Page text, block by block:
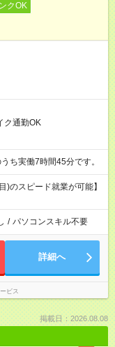
クOK
通勤OK
～22:00 ※表記のうち実働7時間45分です。
)のスピード就業が可能】
/ パソコンスキル不要
詳細へ
ビス
掲載日：2026.08.08